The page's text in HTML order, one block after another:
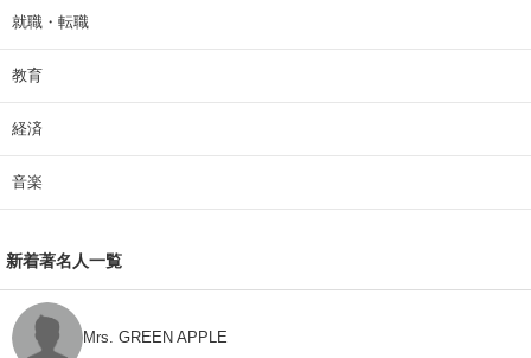
就職・転職
教育
経済
音楽
新着著名人一覧
Mrs. GREEN APPLE